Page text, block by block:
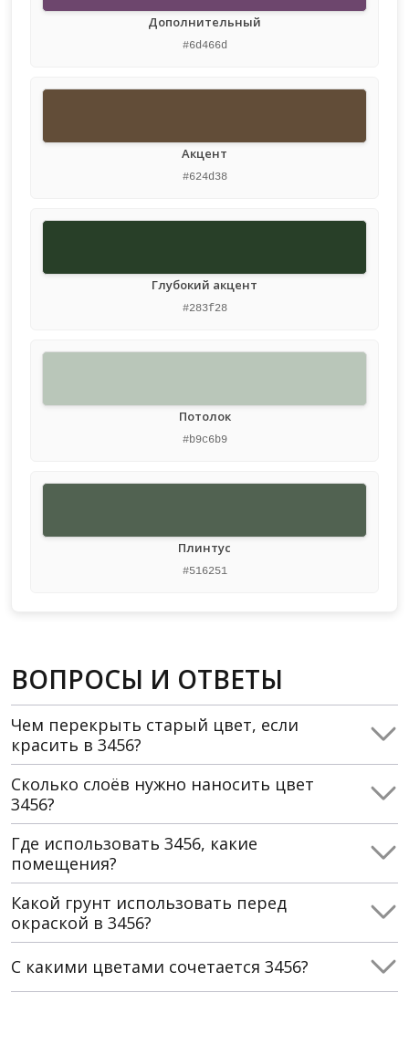
Дополнительный
#6d466d
Акцент
#624d38
Глубокий акцент
#283f28
Потолок
#b9c6b9
Плинтус
#516251
ВОПРОСЫ И ОТВЕТЫ
Чем перекрыть старый цвет, если
красить в 3456?
Сколько слоёв нужно наносить цвет
3456?
Где использовать 3456, какие
помещения?
Какой грунт использовать перед
окраской в 3456?
С какими цветами сочетается 3456?